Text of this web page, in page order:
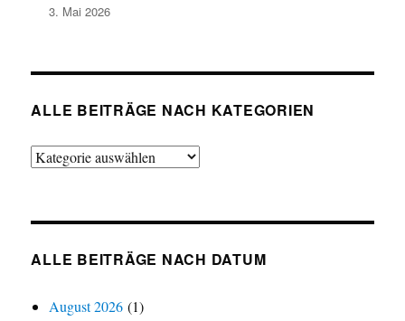
3. Mai 2026
ALLE BEITRÄGE NACH KATEGORIEN
Alle
ALLE BEITRÄGE NACH DATUM
August 2026 (1)